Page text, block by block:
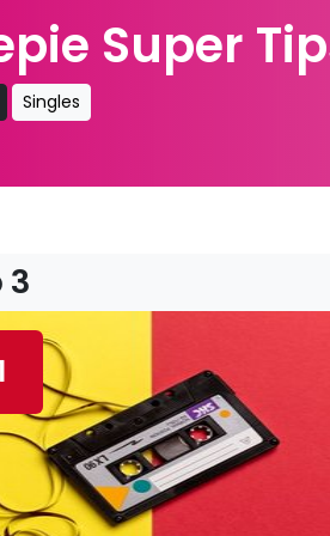
Super
Singles
3